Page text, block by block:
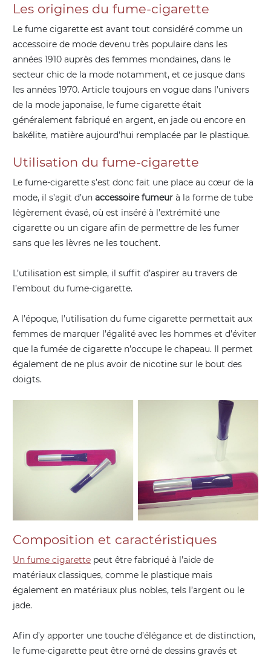
Les origines du fume-cigarette
Le fume cigarette est avant tout considéré comme un
accessoire de mode devenu très populaire dans les
années 1910 auprès des femmes mondaines, dans le
secteur chic de la mode notamment, et ce jusque dans
les années 1970. Article toujours en vogue dans l’univers
de la mode japonaise, le fume cigarette était
généralement fabriqué en argent, en jade ou encore en
bakélite, matière aujourd’hui remplacée par le plastique.
Utilisation du fume-cigarette
Le fume-cigarette s’est donc fait une place au cœur de la
mode, il s’agit d’un accessoire fumeur à la forme de tube
légèrement évasé, où est inséré à l’extrémité une
cigarette ou un cigare afin de permettre de les fumer
sans que les lèvres ne les touchent.
L’utilisation est simple, il suffit d’aspirer au travers de
l’embout du fume-cigarette.
A l’époque, l’utilisation du fume cigarette permettait aux
femmes de marquer l’égalité avec les hommes et d’éviter
que la fumée de cigarette n’occupe le chapeau. Il permet
également de ne plus avoir de nicotine sur le bout des
doigts.
Composition et caractéristiques
Un fume cigarette peut être fabriqué à l’aide de
matériaux classiques, comme le plastique mais
également en matériaux plus nobles, tels l’argent ou le
jade.
Afin d’y apporter une touche d’élégance et de distinction,
le fume-cigarette peut être orné de dessins gravés et